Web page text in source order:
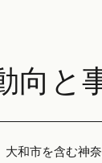
向と
和市を含む